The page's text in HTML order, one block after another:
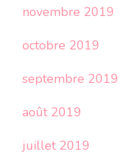
novembre 2019
octobre 2019
septembre 2019
août 2019
juillet 2019